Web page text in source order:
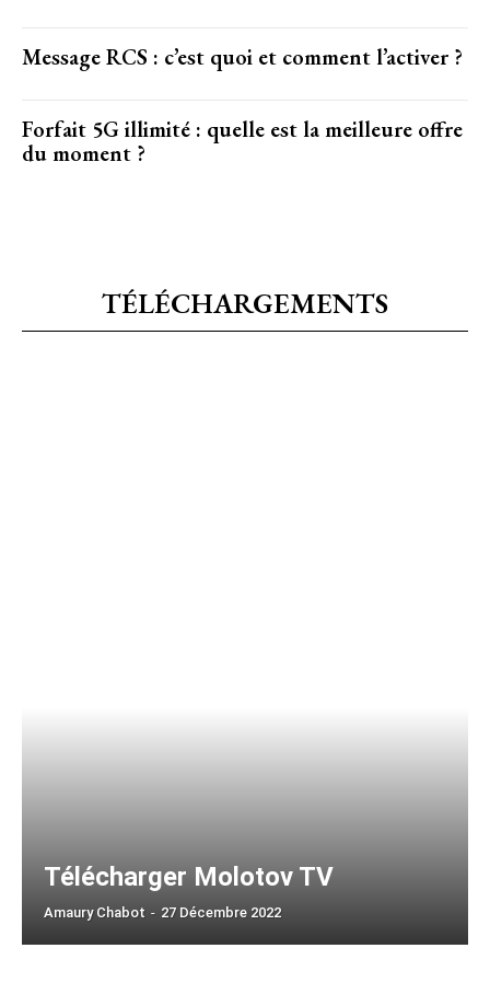
Message RCS : c’est quoi et comment l’activer ?
Forfait 5G illimité : quelle est la meilleure offre
du moment ?
TÉLÉCHARGEMENTS
Télécharger Molotov TV
Amaury Chabot - 27 Décembre 2022